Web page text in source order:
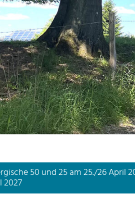
50 und 25 am 25./26 April
2027